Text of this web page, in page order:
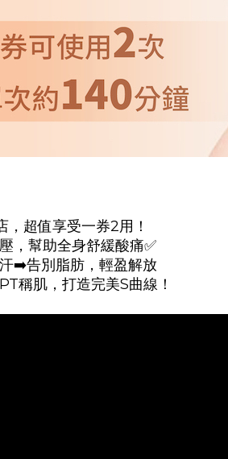
超值享受一券2用！
，幫助全身舒緩酸痛✅
➡️告別脂肪，輕盈解放
稱肌，打造完美S曲線！